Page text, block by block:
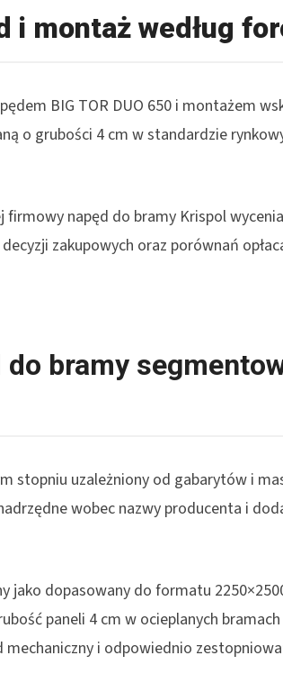
i montaż według
BIG TOR DUO 650 i montażem
o grubości 4 cm w standardzie
napęd do bramy Krispol
zakupowych oraz porównań
do bramy
stopniu uzależniony od gabarytów i
wobec nazwy producenta i
jako dopasowany do formatu
paneli 4 cm w ocieplanych
mechaniczny i odpowiednio